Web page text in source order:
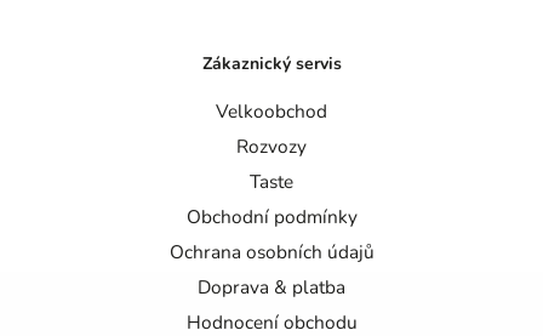
Zákaznický servis
Velkoobchod
Rozvozy
Taste
Obchodní podmínky
Ochrana osobních údajů
Doprava & platba
Hodnocení obchodu